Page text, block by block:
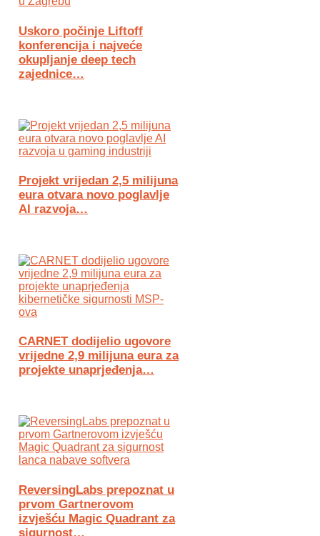
Uskoro počinje Liftoff
konferencija i najveće
okupljanje deep tech
zajednice…
Projekt vrijedan 2,5 milijuna
eura otvara novo poglavlje
AI razvoja…
CARNET dodijelio ugovore
vrijedne 2,9 milijuna eura za
projekte unaprjeđenja…
ReversingLabs prepoznat u
prvom Gartnerovom
izvješću Magic Quadrant za
sigurnost…